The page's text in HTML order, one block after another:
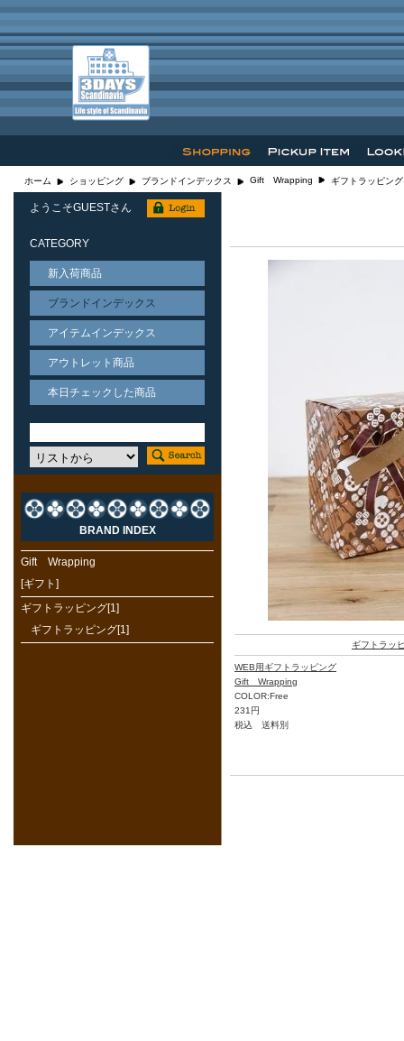
ホーム ショッピング ブランドインデックス Gift Wrapping ギフトラッピング
ギフトラッ
WEB用ギフトラッピング
Gift Wrapping
COLOR:Free
231円
税込 送料別
ようこそGUESTさん
CATEGORY
新入荷商品
ブランドインデックス
アイテムインデックス
アウトレット商品
本日チェックした商品
BRAND INDEX
Gift Wrapping
[ギフト]
ギフトラッピング[1]
ギフトラッピング[1]